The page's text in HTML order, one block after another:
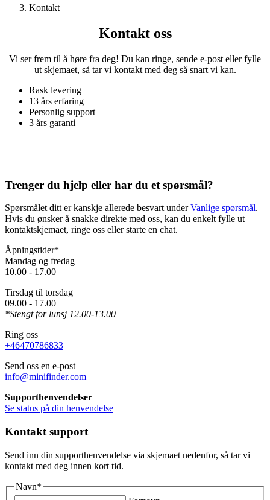
Kontakt
Kontakt oss
Vi ser frem til å høre fra deg! Du kan ringe, sende e-post eller fylle
ut skjemaet, så tar vi kontakt med deg så snart vi kan.
Rask levering
13 års erfaring
Personlig support
3 års garanti
Trenger du hjelp eller har du et spørsmål?
Spørsmålet ditt er kanskje allerede besvart underVanlige spørsmål.
Hvis du ønsker å snakke direkte med oss, kan du enkelt fylle ut
kontaktskjemaet, ringe oss eller starte en chat.
Åpningstider*
Mandag og fredag
10.00 - 17.00
Tirsdag til torsdag
09.00 - 17.00
*Stengt for lunsj 12.00-13.00
Ring oss
+46470786833
Send oss en e-post
info@minifinder.com
Supporthenvendelser
Se status på din henvendelse
Kontakt support
Send inn din supporthenvendelse via skjemaet nedenfor, så tar vi
kontakt med deg innen kort tid.
Navn*